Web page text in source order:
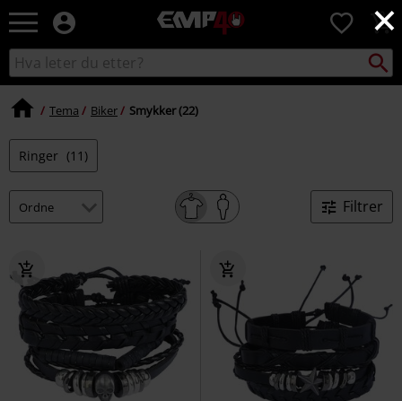
×
EMP
Musikk,
TV
mote
0
Søk
i
Søk
Tema Biker Smykker (22)
Ringer (11)
Filtrer